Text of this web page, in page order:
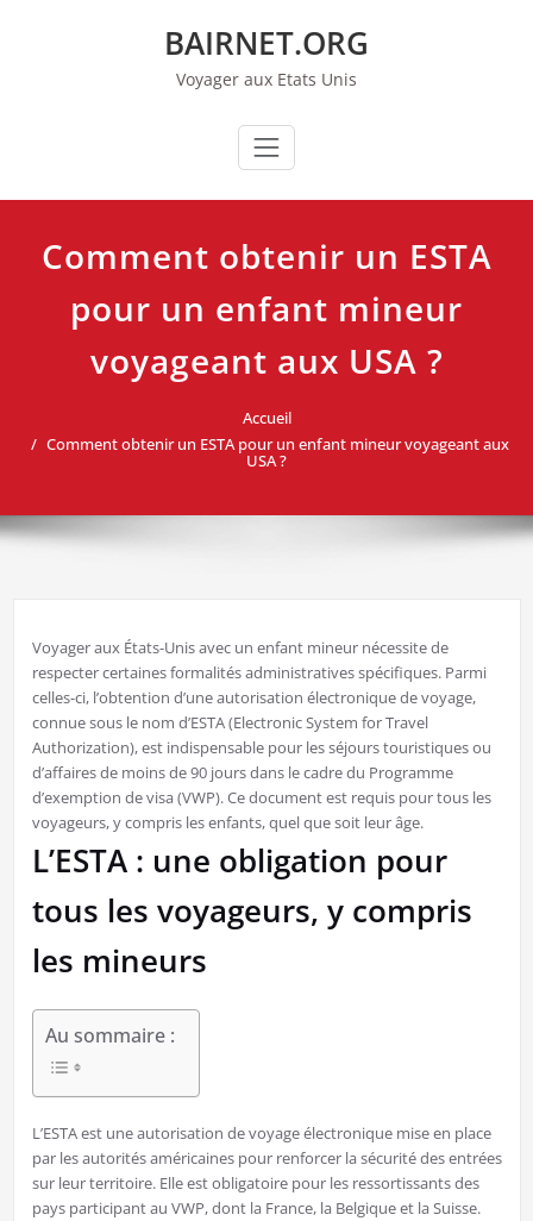
BAIRNET.ORG
Voyager aux Etats Unis
Comment obtenir un ESTA
pour un enfant mineur
voyageant aux USA ?
Accueil
Comment obtenir un ESTA pour un enfant mineur voyageant aux
USA ?
Voyager aux États-Unis avec un enfant mineur nécessite de
respecter certaines formalités administratives spécifiques. Parmi
celles-ci, l’obtention d’une autorisation électronique de voyage,
connue sous le nom d’ESTA (Electronic System for Travel
Authorization), est indispensable pour les séjours touristiques ou
d’affaires de moins de 90 jours dans le cadre du Programme
d’exemption de visa (VWP). Ce document est requis pour tous les
voyageurs, y compris les enfants, quel que soit leur âge.
L’ESTA : une obligation pour
tous les voyageurs, y compris
les mineurs
Au sommaire :
L’ESTA est une autorisation de voyage électronique mise en place
par les autorités américaines pour renforcer la sécurité des entrées
sur leur territoire. Elle est obligatoire pour les ressortissants des
pays participant au VWP, dont la France, la Belgique et la Suisse.